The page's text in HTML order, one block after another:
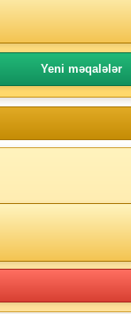
Yeni məqalələr